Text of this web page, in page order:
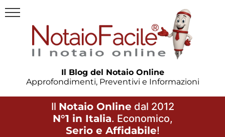
Il Blog del Notaio Online
Approfondimenti, Preventivi e Informazioni
Il Notaio Online dal 2012
N°1 in Italia. Economico,
Serio e Affidabile!